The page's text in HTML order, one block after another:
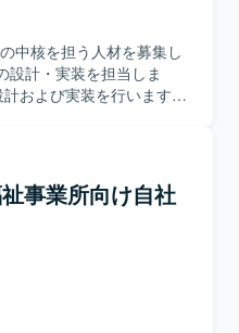
中核を担う人材を募集し
および実装を行います。
マ設計やバックエンド実
環境です。
事業所向け自社